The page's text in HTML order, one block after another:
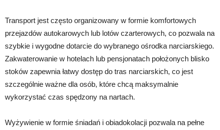
Transport jest często organizowany w formie komfortowych
przejazdów autokarowych lub lotów czarterowych, co pozwala na
szybkie i wygodne dotarcie do wybranego ośrodka narciarskiego.
Zakwaterowanie w hotelach lub pensjonatach położonych blisko
stoków zapewnia łatwy dostęp do tras narciarskich, co jest
szczególnie ważne dla osób, które chcą maksymalnie
wykorzystać czas spędzony na nartach.
Wyżywienie w formie śniadań i obiadokolacji pozwala na pełne